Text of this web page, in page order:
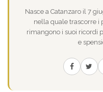
Nasce a Catanzaro il 7
nella quale trascorre i
rimangono i suoi ricordi
e